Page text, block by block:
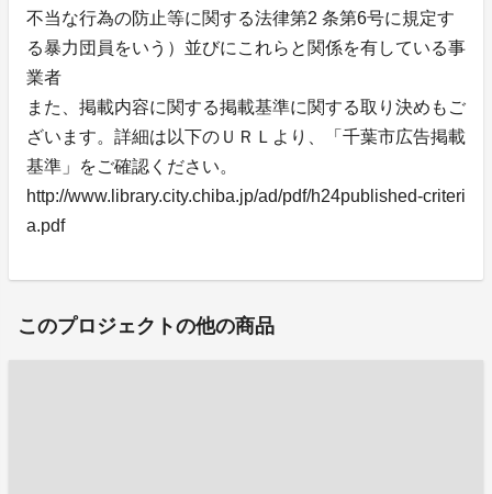
不当な行為の防止等に関する法律第2 条第6号に規定す
る暴力団員をいう）並びにこれらと関係を有している事
業者
また、掲載内容に関する掲載基準に関する取り決めもご
ざいます。詳細は以下のＵＲＬより、「千葉市広告掲載
基準」をご確認ください。
http://www.library.city.chiba.jp/ad/pdf/h24published-criteri
a.pdf
このプロジェクトの他の商品